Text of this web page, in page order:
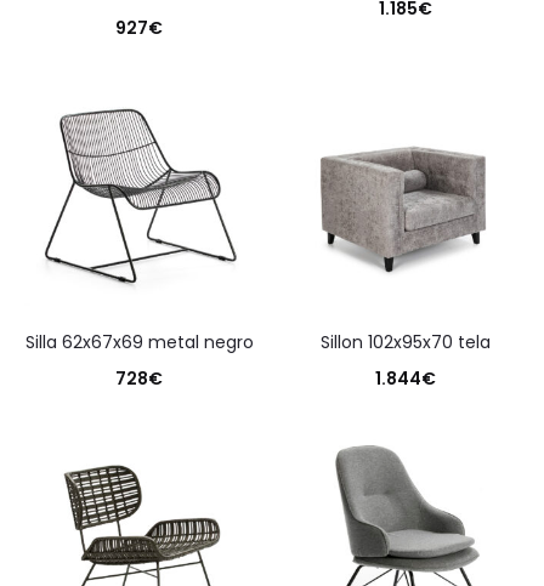
927€
1.185€
silla 62x67x69 metal negro
728€
sillon 102x95x70 tela
1.844€